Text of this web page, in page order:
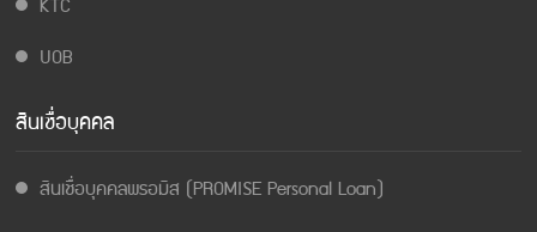
UOB
สินเชื่อบุคคล
สินเชื่อบุคคลพรอมิส (PROMISE Personal Loan)